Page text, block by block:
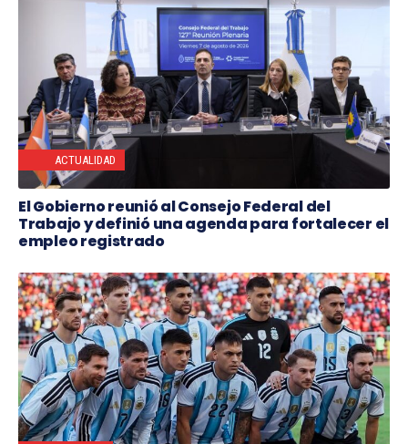
ACTUALIDAD
El Gobierno reunió al Consejo Federal del
Trabajo y definió una agenda para fortalecer el
empleo registrado